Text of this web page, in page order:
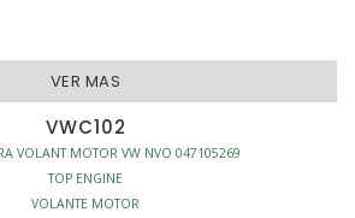
VER MAS
VWC102
VOLANT MOTOR VW NVO 047105269
TOP ENGINE
VOLANTE MOTOR